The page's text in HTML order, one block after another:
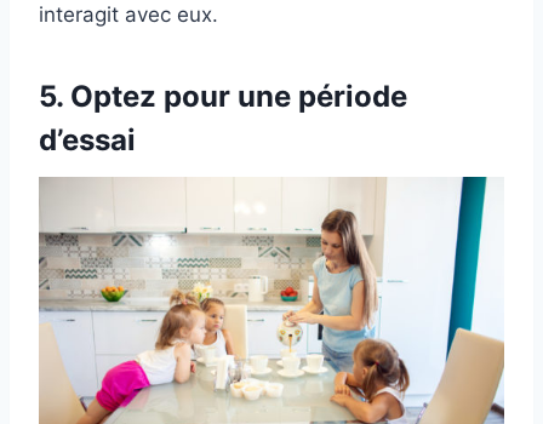
interagit avec eux.
5. Optez pour une période
d’essai